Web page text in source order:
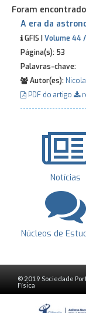
Foram
A era da
GFIS | Volume 44
Página(s): 53
Palavras-chave:
Autor(es):
PDF do artigo
Notícias
Núcleos de
© 2019 Sociedade
Física